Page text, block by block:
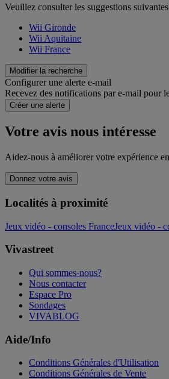
Veuillez consulter les suggestions
Wii Gironde
Wii Aquitaine
Wii France
Modifier la recherche
Configurer une alerte e-mail
Recevez des notifications par e-mail pour
Créer une alerte
Votre avis nous intéresse
Aidez-nous à améliorer votre expérience
Donnez votre avis
Localités à proximité
Jeux vidéo - consoles FranceJeux vidéo -
Vivastreet
Qui sommes-nous?
Nous contacter
Espace Pro
Sondages
VIVABLOG
Aide/Info
Conditions Générales d'Utilisation
Conditions Générales de Vente